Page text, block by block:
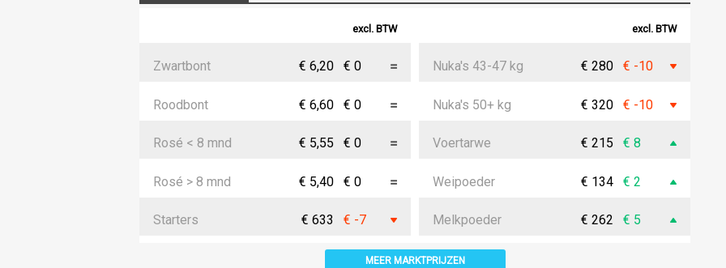
excl. BTW
Zwartbont € 6,20 € 0
Roodbont € 6,60 € 0
Rosé < 8 mnd € 5,55 € 0
Rosé > 8 mnd € 5,40 € 0
Starters € 633 € -7
excl. BTW
Nuka's 43-47 kg € 280 € -10
Nuka's 50+ kg € 320 € -10
Voertarwe € 215 € 8
Weipoeder € 134 € 2
Melkpoeder € 262 € 5
MEER MARKTPRIJZEN